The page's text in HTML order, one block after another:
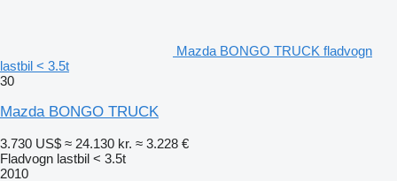
Mazda BONGO TRUCK fladvogn
lastbil < 3.5t
30
Mazda BONGO TRUCK
3.730 US$ ≈ 24.130 kr. ≈ 3.228 €
Fladvogn lastbil < 3.5t
2010